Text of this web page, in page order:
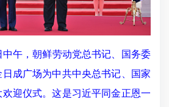
午，朝鲜劳动党总书记、国务委
日成广场为中共中央总书记、国家
迎仪式。这是习近平同金正恩一